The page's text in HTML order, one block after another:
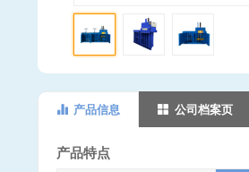
产品信息 公司档案页
产品特点